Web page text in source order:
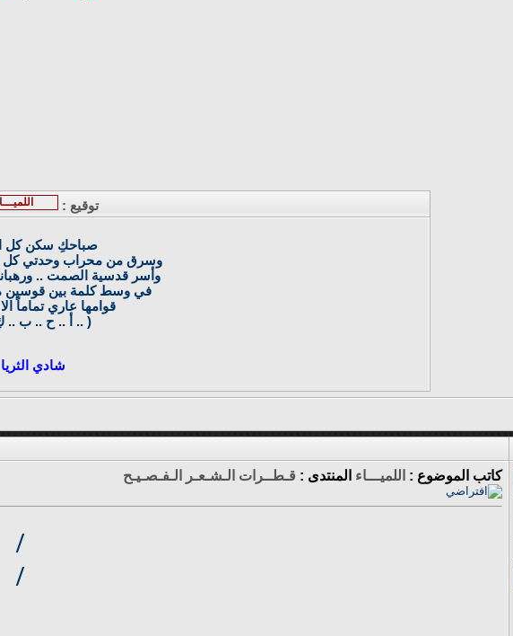
توقيع :
صباحكِ سكن كل
وسرق من محراب وحدتي كل
وأسر قدسية الصمت ..
في وسط كلمة بين قوسين
قوامها عاري تماماً
( .. أ .. ح .. ب ..
شادي الثريا
كاتب الموضوع : اللميـــاء المنتدى : قـطــرات الـشـعـر الـفـصـيـح
/
/